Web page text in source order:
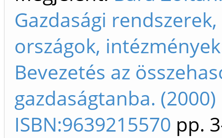
Gazdasági rendszerek,
országok,
Bevezetés az
gazdaságtanba. (2000)
ISBN:9639215570 pp.